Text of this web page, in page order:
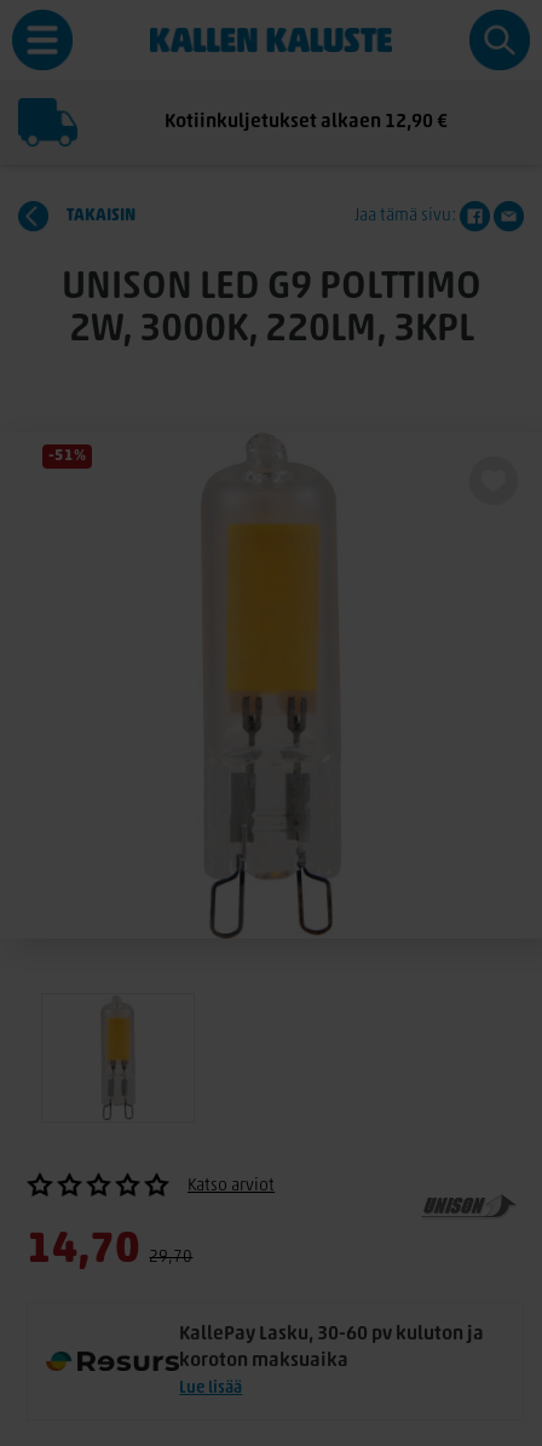
Kotiinkuljetukset alkaen 12,90 €
TAKAISIN Jaa tämä sivu:
UNISON LED G9 POLTTIMO
2W, 3000K, 220LM, 3KPL
-51%
Katso arviot
14,70 29,70
KallePay Lasku, 30-60 pv kuluton ja
koroton maksuaika
Lue lisää